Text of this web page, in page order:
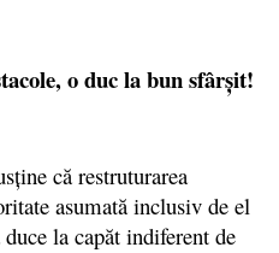
o duc la bun sfârșit!
că restruturarea
asumată inclusiv de el
la capăt indiferent de